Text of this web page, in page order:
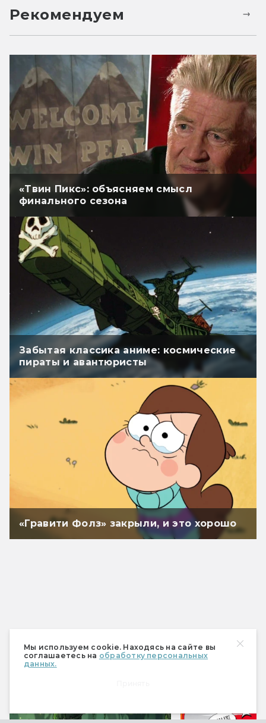
Мы используем cookie. Находясь на сайте вы
соглашаетесь на обработку персональных
данных.
Рекомендуем
«Твин Пикс»: объясняем смысл
финального сезона
Забытая классика аниме: космические
пираты и авантюристы
«Гравити Фолз» закрыли, и это хорошо